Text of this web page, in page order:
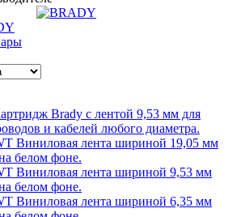
Brady с лентой 9,53 мм для
и кабелей любого диаметра.
Виниловая лента шириной 19,05 мм
белом фоне.
Виниловая лента шириной 9,53 мм
белом фоне.
Виниловая лента шириной 6,35 мм